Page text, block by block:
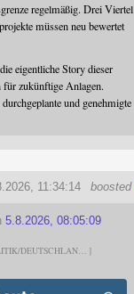
regelmäßig. Drei Viertel
müssen neu bewertet
eigentliche Story dieser
für zukünftige Anlagen.
und genehmigte
boosted
11:34:14
5.8.2026, 08:05:09
DEUTSCHLAN